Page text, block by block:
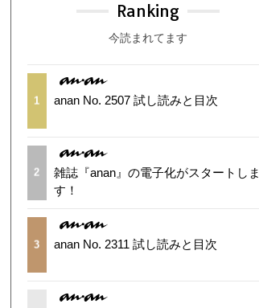
Ranking
今読まれてます
1 anan No. 2507 試し読みと目次
2
雑誌『anan』の電子化がスタートしま
す！
3 anan No. 2311 試し読みと目次